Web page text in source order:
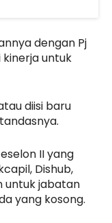
dengan Pj
kinerja untuk
diisi baru
II yang
Dishub,
untuk jabatan
yang kosong.